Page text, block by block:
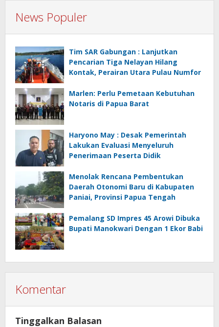
News Populer
Tim SAR Gabungan : Lanjutkan
Pencarian Tiga Nelayan Hilang
Kontak, Perairan Utara Pulau Numfor
Marlen: Perlu Pemetaan Kebutuhan
Notaris di Papua Barat
Haryono May : Desak Pemerintah
Lakukan Evaluasi Menyeluruh
Penerimaan Peserta Didik
Menolak Rencana Pembentukan
Daerah Otonomi Baru di Kabupaten
Paniai, Provinsi Papua Tengah
Pemalang SD Impres 45 Arowi Dibuka
Bupati Manokwari Dengan 1 Ekor Babi
Komentar
Tinggalkan Balasan